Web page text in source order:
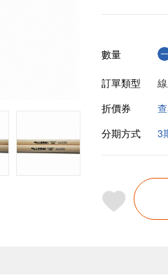
數量
訂單類型
折價券
分期方式
3